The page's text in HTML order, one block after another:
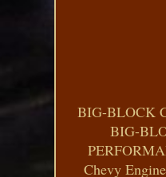
BIG-BLOCK
BIG-
Chevy